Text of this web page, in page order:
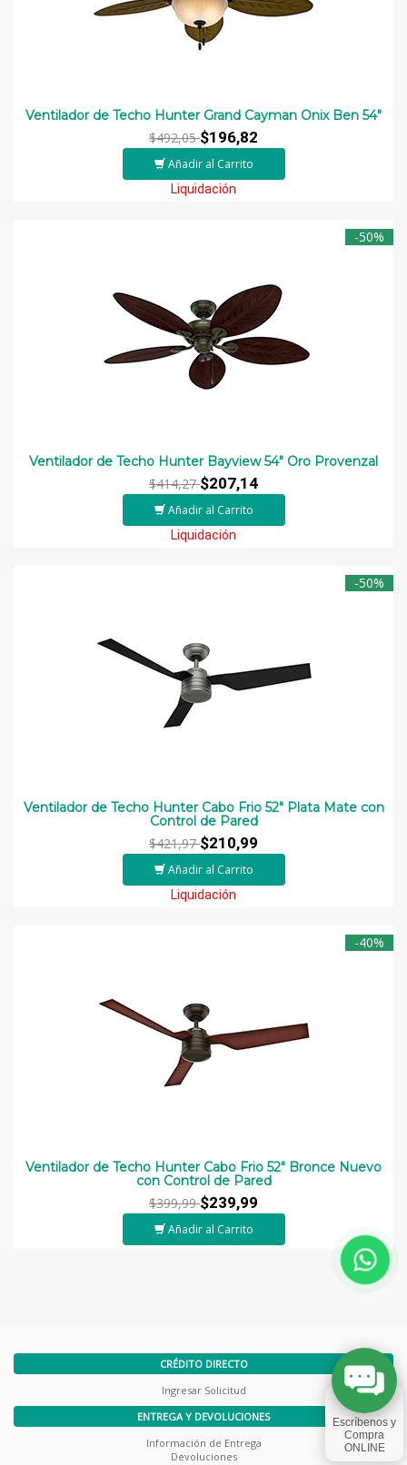
Ventilador de Techo Hunter Grand Cayman Onix Ben 54″
$492,05$196,82
Añadir al Carrito
Liquidación
-50%
Ventilador de Techo Hunter Bayview 54″ Oro Provenzal
$414,27$207,14
Añadir al Carrito
Liquidación
-50%
Ventilador de Techo Hunter Cabo Frio 52″ Plata Mate con
Control de Pared
$421,97$210,99
Añadir al Carrito
Liquidación
-40%
Ventilador de Techo Hunter Cabo Frio 52″ Bronce Nuevo
con Control de Pared
$399,99$239,99
Añadir al Carrito
CRÉDITO DIRECTO
Ingresar Solicitud
ENTREGA Y DEVOLUCIONES
Información de Entrega
Devoluciones